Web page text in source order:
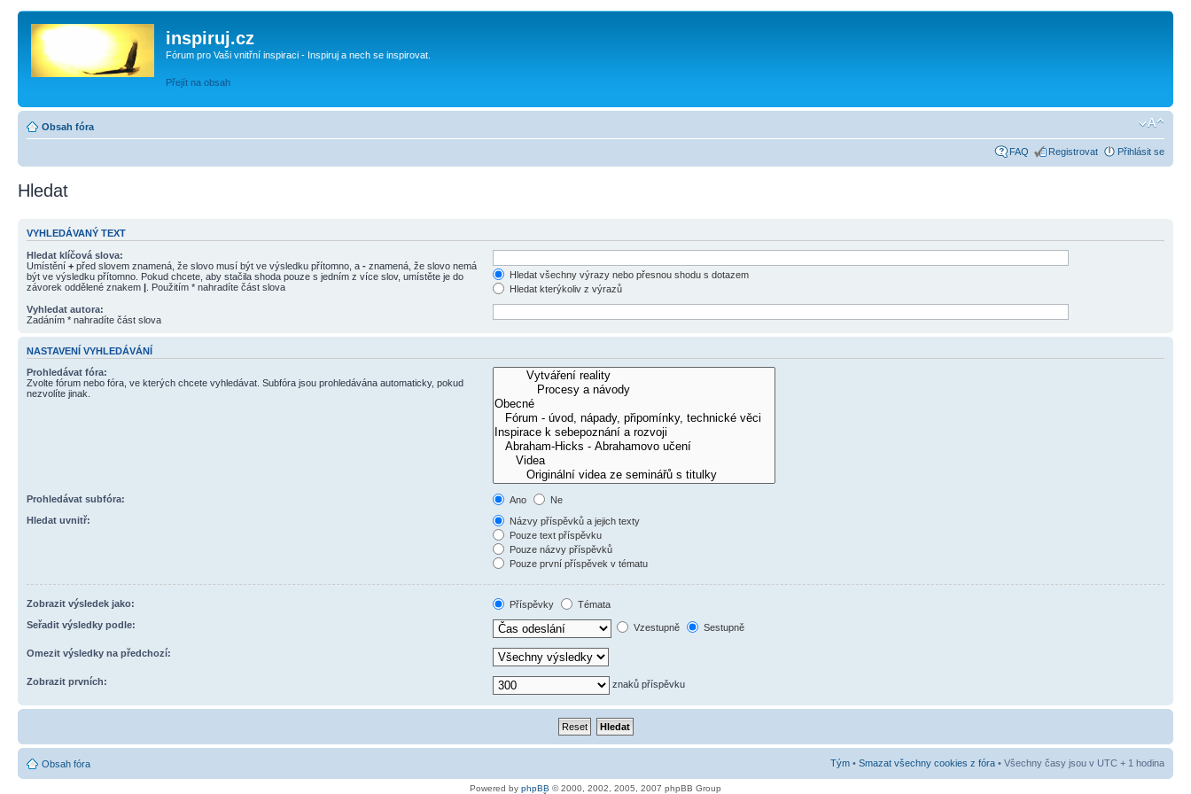
inspiruj.cz
Fórum pro Vaši vnitřní inspiraci - Inspiruj a nech se inspirovat.
Přejít na obsah
Obsah fóra
FAQ Registrovat Přihlásit se
Hledat
VYHLEDÁVANÝ TEXT
Hledat klíčová slova:
Umístění + před slovem znamená, že slovo musí být ve výsledku přítomno, a - znamená, že slovo nemá
být ve výsledku přítomno. Pokud chcete, aby stačila shoda pouze s jedním z více slov, umístěte je do
závorek oddělené znakem | . Použitím * nahradíte část slova
Hledat všechny výrazy nebo přesnou shodu s dotazem
Hledat kterýkoliv z výrazů
Vyhledat autora:
Zadáním * nahradíte část slova
NASTAVENÍ VYHLEDÁVÁNÍ
Prohledávat fóra:
Zvolte fórum nebo fóra, ve kterých chcete vyhledávat. Subfóra jsou prohledávána automaticky, pokud
nezvolíte jinak.
Prohledávat subfóra: Ano
Ne
Hledat uvnitř:
Názvy příspěvků a jejich texty
Pouze text příspěvku
Pouze názvy příspěvků
Pouze první příspěvek v tématu
Zobrazit výsledek jako: Příspěvky
Témata
Seřadit výsledky podle:
Vzestupně Sestupně
Omezit výsledky na předchozí:
Zobrazit prvních: znaků příspěvku
Obsah fóra Tým • Smazat všechny cookies z fóra • Všechny časy jsou v UTC + 1 hodina
Powered by phpBB © 2000, 2002, 2005, 2007 phpBB Group